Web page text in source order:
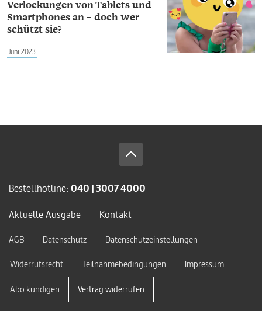
Verlockungen von Tablets und
Smartphones an – doch wer
schützt sie?
Juni 2023
Bestellhotline: 040 | 3007 4000
Aktuelle Ausgabe
Kontakt
AGB Datenschutz
Datenschutzeinstellungen
Widerrufsrecht
Teilnahmebedingungen Impressum
Abo kündigen Vertrag widerrufen